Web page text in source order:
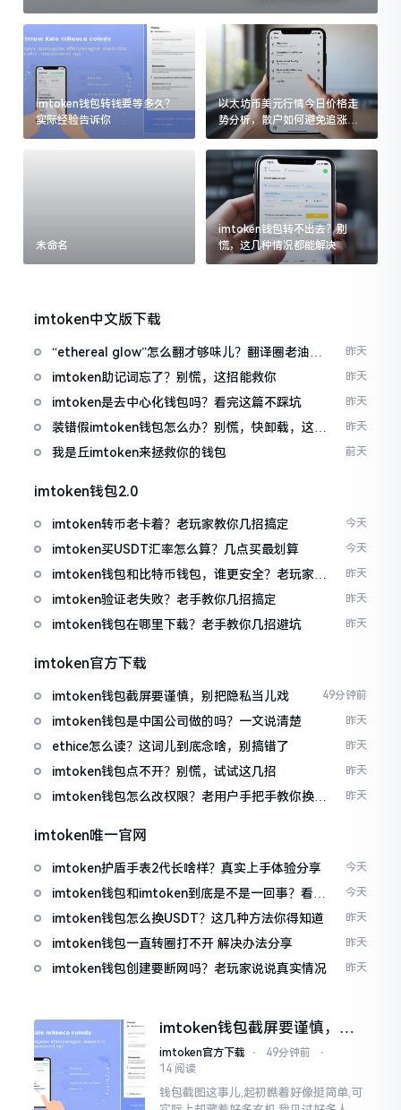
imtoken钱包转钱要等多久？
实际经验告诉你
以太坊币美元行情今日价格走
势分析，散户如何避免追涨杀
跌被套牢
未命名
imtoken钱包转不出去？别
慌，这几种情况都能解决
imtoken中文版下载
“ethereal glow”怎么翻才够味儿？翻译圈老油条
的私房话
昨天
imtoken助记词忘了？别慌，这招能救你 昨天
imtoken是去中心化钱包吗？看完这篇不踩坑 昨天
装错假imtoken钱包怎么办？别慌，快卸载，这几
招能救急
昨天
我是丘imtoken来拯救你的钱包 前天
imtoken钱包2.0
imtoken转币老卡着？老玩家教你几招搞定 今天
imtoken买USDT汇率怎么算？几点买最划算 今天
imtoken钱包和比特币钱包，谁更安全？老玩家来
聊聊
昨天
imtoken验证老失败？老手教你几招搞定 昨天
imtoken钱包在哪里下载？老手教你几招避坑 昨天
imtoken官方下载
imtoken钱包截屏要谨慎，别把隐私当儿戏 49分钟前
imtoken钱包是中国公司做的吗？一文说清楚 昨天
ethice怎么读？这词儿到底念啥，别搞错了 昨天
imtoken钱包点不开？别慌，试试这几招 昨天
imtoken钱包怎么改权限？老用户手把手教你换主
昨天
imtoken唯一官网
imtoken护盾手表2代长啥样？真实上手体验分享 今天
imtoken钱包和imtoken到底是不是一回事？看完
就懂了
今天
imtoken钱包怎么换USDT？这几种方法你得知道 昨天
imtoken钱包一直转圈打不开 解决办法分享 昨天
imtoken钱包创建要断网吗？老玩家说说真实情况 昨天
imtoken钱包截屏要谨慎，别
把隐私当儿戏
imtoken官方下载 ⋅ 49分钟前
⋅
14 阅读
钱包截图这事儿,起初瞧着好像挺简单,可